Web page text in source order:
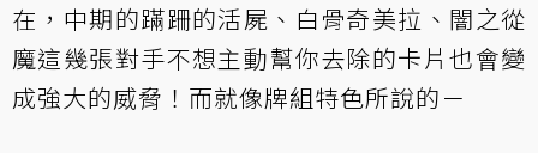
在，中期的蹣跚的活屍 、 白骨奇美拉 、 闇之從
魔這幾張對手不想主動幫你去除的卡片也會變
成強大的威脅！而就像牌組特色所說的－